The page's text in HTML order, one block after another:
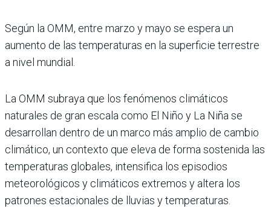
Según la OMM, entre marzo y mayo se espera un
aumento de las temperaturas en la superficie terrestre
a nivel mundial.
La OMM subraya que los fenómenos climáticos
naturales de gran escala como El Niño y La Niña se
desarrollan dentro de un marco más amplio de cambio
climático, un contexto que eleva de forma sostenida las
temperaturas globales, intensifica los episodios
meteorológicos y climáticos extremos y altera los
patrones estacionales de lluvias y temperaturas.